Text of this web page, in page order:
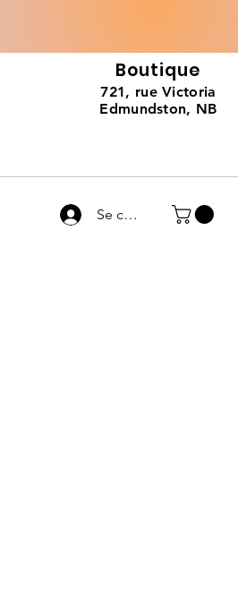
Boutique
721, rue Victoria
Edmundston, NB
Se connecter